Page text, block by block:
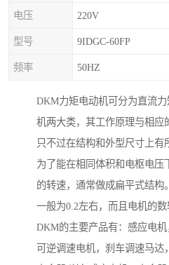
电压 220V
型号 9IDGC-60FP
频率 50HZ
DKM力矩电动机可分为直流
机两大类，其工作原理与相应
只不过在结构和外型尺寸上
为了能在相同体积和电枢电压
的转速，通常做成扁平式结构
一般为0.2左右，而且电机的数
DKM的主要产品有：感应电机
可逆调速电机，刹车调速马达